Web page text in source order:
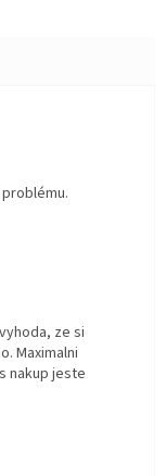
ze si
Maximalni
nakup jeste